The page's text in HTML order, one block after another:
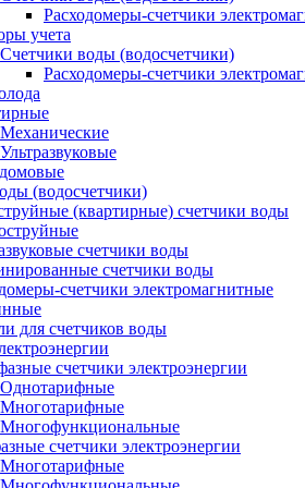
Расходомеры-счетчики
учета
Счетчики воды (водосчетчики)
Расходомеры-счетчики
Механические
Ультразвуковые
(водосчетчики)
(квартирные) счетчики воды
счетчики воды
счетчики воды
счетчики электромагнитные
для счетчиков воды
счетчики электроэнергии
Однотарифные
Многотарифные
Многофункциональные
счетчики электроэнергии
Многотарифные